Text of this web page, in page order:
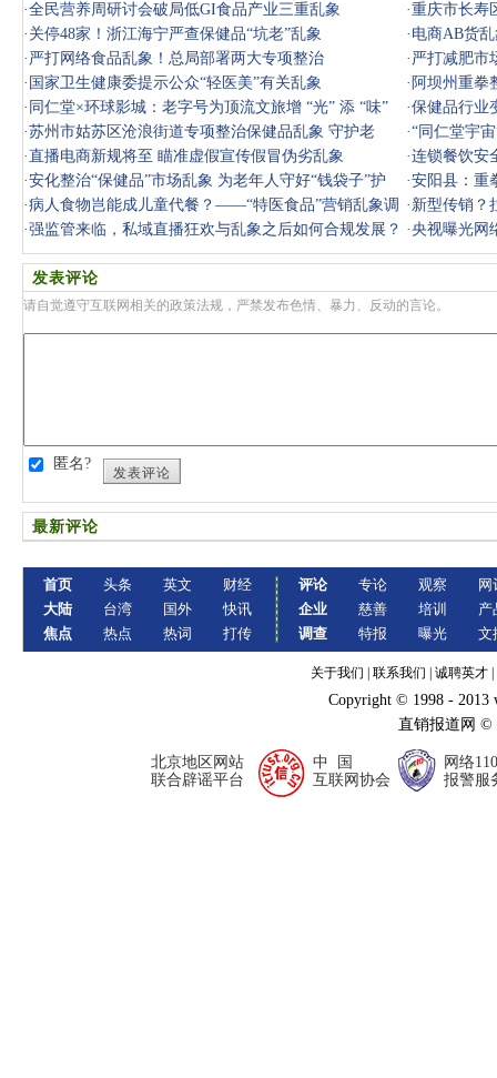
·全民营养周研讨会破局低GI食品产业三重乱象 ·重庆市长寿
· 关停48家！浙江海宁严查保健品“坑老”乱象 · 电商AB货
讨
· 严打网络食品乱象！总局部署两大专项整治 · 严打减肥市
· 国家卫生健康委提示公众“轻医美”有关乱象 · 阿坝州重拳
· 同仁堂×环球影城：老字号为顶流文旅增 “光” 添 “味” ·保健品行业
·苏州市姑苏区沧浪街道专项整治保健品乱象 守护老
人“钱袋子”
·“同仁堂宇
·直播电商新规将至 瞄准虚假宣传假冒伪劣乱象 ·连锁餐饮安
·安化整治“保健品”市场乱象 为老年人守好“钱袋子”护
好“健
·安阳县：重
·病人食物岂能成儿童代餐？——“特医食品”营销乱象调
查
· 新型传销？
查
·强监管来临，私域直播狂欢与乱象之后如何合规发展？ ·央视曝光网
发表评论
请自觉遵守互联网相关的政策法规，严禁发布色情、暴力、反动的言论。
匿名?
发表评论
最新评论
首页
大陆
焦点
头条
台湾
热点
英文
国外
热词
财经
快讯
打传
评论
企业
调查
专论
慈善
特报
观察
培训
曝光
网
产
文
关于我们 联系我们 诚聘英才
Copyright © 1998 - 2013
直销报道网
北京地区网站
联合辟谣平台
中 国
互联网协会
网络110
报警服